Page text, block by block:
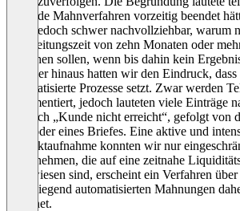
laufende Mahnverfahren vorzeitig beendet
ist es jedoch schwer nachvollziehbar, warum
Bearbeitungszeit von zehn Monaten oder
entstehen sollen, wenn bis dahin kein
Darüber hinaus hatten wir den Eindruck,
automatisierte Prozesse setzt. Zwar werden
dokumentiert, jedoch lauteten viele Einträge
lediglich „Kunde nicht erreicht“, gefolgt von
Mail oder eines Briefes. Eine aktive und
Kontaktaufnahme konnten wir nur
Unternehmen, die auf eine zeitnahe
angewiesen sind, erscheint ein Verfahren
überwiegend automatisierten Mahnungen
geeignet.